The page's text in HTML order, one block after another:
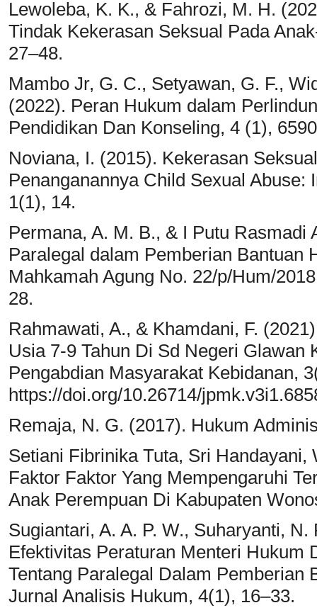
Lewoleba, K. K., & Fahrozi, M. H.
Tindak Kekerasan Seksual Pada
27–48.
Mambo Jr, G. C., Setyawan, G. F.,
(2022). Peran Hukum dalam
Pendidikan Dan Konseling, 4 (1),
Noviana, I. (2015). Kekerasan
Penanganannya Child Sexual
1(1), 14.
Permana, A. M. B., & I Putu Rasmadi
Paralegal dalam Pemberian Bantuan
Mahkamah Agung No. 22/p/Hum/
28.
Rahmawati, A., & Khamdani, F.
Usia 7-9 Tahun Di Sd Negeri Glawan
Pengabdian Masyarakat Kebidanan,
https://doi.org/10.26714/
Remaja, N. G. (2017). Hukum
Setiani Fibrinika Tuta, Sri Handayani,
Faktor Faktor Yang Mempengaruhi
Anak Perempuan Di Kabupaten
Sugiantari, A. A. P. W., Suharyanti,
Efektivitas Peraturan Menteri Hukum
Tentang Paralegal Dalam Pemberian
Jurnal Analisis Hukum, 4(1), 16–33.